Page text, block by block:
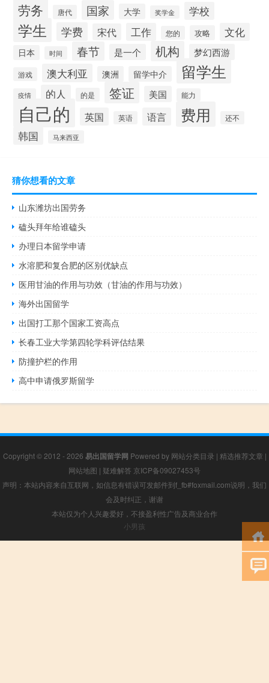
劳务 唐代 国家 大学 奖学金 学校
学生 学费 宋代 工作 您的 攻略 文化
日本 时间 春节 是一个 机构 梦幻西游
游戏 澳大利亚 澳洲 留学中介 留学生
疫情 的人 的是 签证 美国 能力
自己的 英国 英语 语言 费用 还不
韩国 马来西亚
猜你想看的文章
山东潍坊出国劳务
磕头拜年给谁磕头
办理日本留学申请
水溶肥和复合肥的区别优缺点
医用甘油的作用与功效（甘油的作用与功效）
海外出国留学
出国打工那个国家工资高点
长春工业大学第四轮学科评估结果
防撞护栏的作用
高中申请俄罗斯留学
Copyright © 2012 - 2026 易出国留学网 Powered by 网站分类目录 | 精选推荐文章 |
网站地图 | 疑难解答 京ICP备09027453号
声明：本站内容来自互联网，如信息有错误可发邮件到f_fb#foxmail.com说明，我们
会及时纠正，谢谢
本站仅为个人兴趣爱好，不接盈利性广告及商业合作
小男孩